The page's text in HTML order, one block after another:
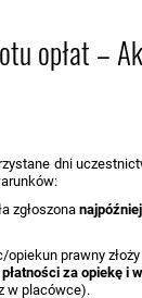
opłat –
dni
zgłoszona
opiekun prawny
za opiekę i
w placówce).